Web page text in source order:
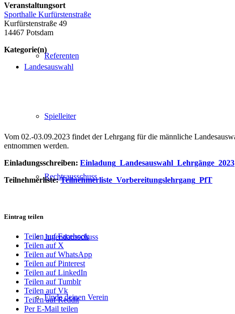
Referenten
Spielleiter
Rechtsausschuss
Jugendausschuss
Finde deinen Verein
Veranstaltungsort
Sporthalle Kurfürstenstraße
Kurfürstenstraße 49
14467 Potsdam
Kategorie(n)
Landesauswahl
Vom 02.-03.09.2023 findet der Lehrgang für die männliche
entnommen werden.
Einladungsschreiben: Einladung_Landesauswahl_Lehrgänge_2023
Teilnehmerliste:Teilnehmerliste_Vorbereitungslehrgang_PfT
Eintrag teilen
Teilen auf Facebook
Teilen auf X
Teilen auf WhatsApp
Teilen auf Pinterest
Teilen auf LinkedIn
Teilen auf Tumblr
Teilen auf Vk
Teilen auf Reddit
Per E-Mail teilen